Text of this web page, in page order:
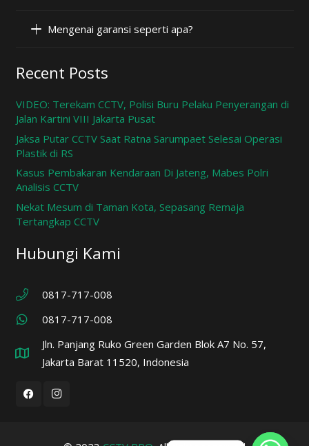
Mengenai garansi seperti apa?
Recent Posts
VIDEO: Terekam CCTV, Polisi Buru Pelaku Penyerangan di
Jalan Kartini VIII Jakarta Pusat
Jaksa Putar CCTV Saat Ratna Sarumpaet Selesai Operasi
Plastik di RS
Kasus Pembakaran Kendaraan Di Jateng, Mabes Polri
Analisis CCTV
Nekat Mesum di Taman Kota, Sepasang Remaja
Tertangkap CCTV
Hubungi Kami
0817-717-008
0817-717-008
Jln. Panjang Ruko Green Garden Blok A7 No. 57,
Jakarta Barat 11520, Indonesia